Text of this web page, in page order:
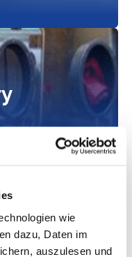
wie
dazu, Daten im
auszulesen und